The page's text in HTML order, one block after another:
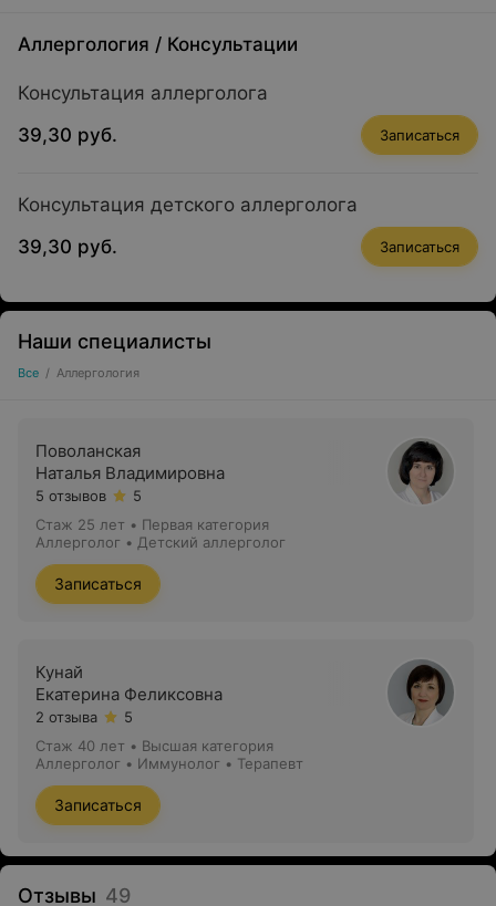
Аллергология / Консультации
Консультация аллерголога
39,30 руб.
Записаться
Консультация детского аллерголога
39,30 руб.
Записаться
Наши специалисты
Все / Аллергология
Поволанская
Наталья Владимировна
5 отзывов
5
Стаж 25 лет • Первая категория
Аллерголог • Детский аллерголог
Записаться
Кунай
Екатерина Феликсовна
2 отзыва
5
Стаж 40 лет • Высшая категория
Аллерголог • Иммунолог • Терапевт
Записаться
Отзывы 49